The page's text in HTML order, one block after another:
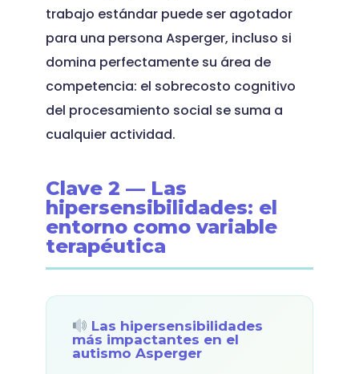
trabajo estándar puede ser agotador
para una persona Asperger, incluso si
domina perfectamente su área de
competencia: el sobrecosto cognitivo
del procesamiento social se suma a
cualquier actividad.
Clave 2 — Las
hipersensibilidades: el
entorno como variable
terapéutica
Las hipersensibilidades
más impactantes en el
autismo Asperger